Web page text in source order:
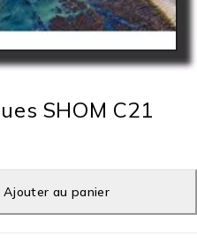
SHOM C21
Ajouter au panier